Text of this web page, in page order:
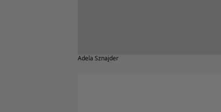
Adela Sznajder